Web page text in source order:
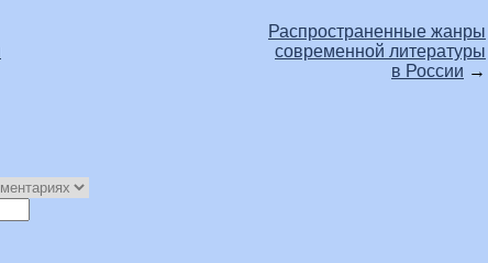
Распространенные жанры
современной литературы
в России →